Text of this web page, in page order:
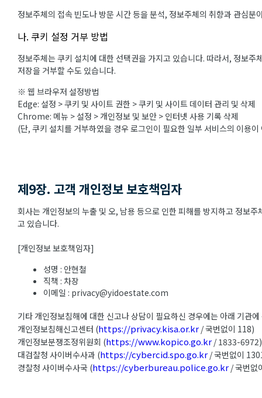
정보주체의 접속 빈도나 방문 시간 등을 분석, 정보주체의 취향과 관심
나. 쿠키 설정 거부 방법
정보주체는 쿠키 설치에 대한 선택권을 가지고 있습니다. 따라서, 정보
저장을 거부할 수도 있습니다.
※ 웹 브라우저 설정방법
Edge: 설정 > 쿠키 및 사이트 권한 > 쿠키 및 사이트 데이터 관리 및 삭제
Chrome: 메뉴 > 설정 > 개인정보 및 보안 > 인터넷 사용 기록 삭제
(단, 쿠키 설치를 거부하였을 경우 로그인이 필요한 일부 서비스의 이용
제9장. 고객 개인정보 보호책임자
회사는 개인정보의 누출 및 오, 남용 등으로 인한 피해를 방지하고 정보
고 있습니다.
[개인정보 보호책임자]
성명 : 안현철
직책 : 차장
이메일 : privacy@yidoestate.com
기타 개인정보침해에 대한 신고나 상담이 필요하신 경우에는 아래 기관
개인정보침해신고센터 (https://privacy.kisa.or.kr / 국번없이 118)
개인정보분쟁조정위원회 (https://www.kopico.go.kr / 1833-6972)
대검찰청 사이버수사과 (https://cybercid.spo.go.kr / 국번없이
경찰청 사이버수사국 (https://cyberbureau.police.go.kr / 국번없